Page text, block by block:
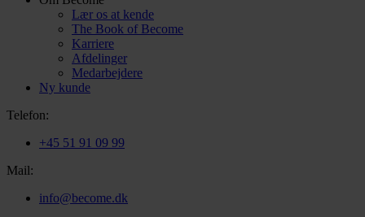
Lær os at kende
The Book of Become
Karriere
Afdelinger
Medarbejdere
Ny kunde
Telefon:
+45 51 91 09 99
Mail:
info@become.dk